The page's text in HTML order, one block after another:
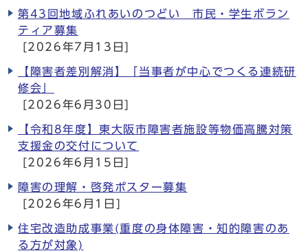
第43回地域ふれあいのつどい 市民・学生ボラン
ティア募集
[2026年7月13日]
【障害者差別解消】「当事者が中心でつくる連続研
修会」
[2026年6月30日]
【令和8年度】東大阪市障害者施設等物価高騰対策
支援金の交付について
[2026年6月15日]
障害の理解・啓発ポスター募集
[2026年6月1日]
住宅改造助成事業(重度の身体障害・知的障害のあ
る方が対象)